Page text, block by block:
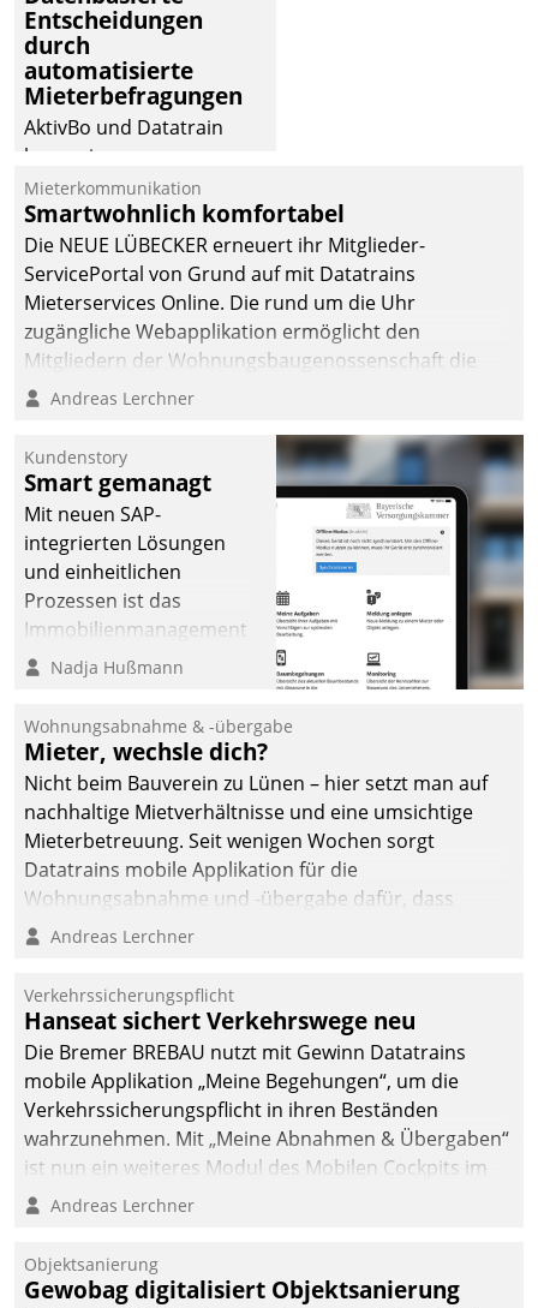
deutscher
Wohnungsunternehmen
– und beschleunigt damit
den Weg vom
Mieteranliegen zum
Entscheidungen
durch
automatisierte
Mieterbefragungen
AktivBo und Datatrain
kooperieren –
Immobilienunternehmen
profitieren: Die nahtlose
Integration der Lösungen
von AktivBo und
Datatrain ermöglicht
automatisiert ausgelöste,
zielgerichtete
Mieterbefragungen – eine
starke Grundlage für
intelligente,
datengestützte
Entscheidungen.
Mieterkommunikation
Smartwohnlich komfortabel
Die NEUE LÜBECKER erneuert ihr Mitglieder-
ServicePortal von Grund auf mit Datatrains
Mieterservices Online. Die rund um die Uhr
zugängliche Webapplikation ermöglicht den
Mitgliedern der Wohnungs­bau­genossenschaft die
Kontaktaufnahme per Smartphone, Tablet oder PC.
Andreas Lerchner
Kundenstory
Smart gemanagt
Mit neuen SAP-
integrierten Lösungen
und einheitlichen
Prozessen ist das
Immobilienmanagement
der Bayerischen
Ressort Kapitalanlage für
künftige Aufgaben und
Herausforderungen
gerüstet.
Nadja Hußmann
Wohnungsabnahme & -übergabe
Mieter, wechsle dich?
Nicht beim Bauverein zu Lünen – hier setzt man auf
nachhaltige Mietverhältnisse und eine umsichtige
Mieterbetreuung. Seit wenigen Wochen sorgt
Datatrains mobile Applikation für die
Wohnungsabnahme und -übergabe dafür, dass
Mieter wohlgeordnet kommen und, so es sein muss,
Andreas Lerchner
Verkehrssicherungspflicht
Hanseat sichert Verkehrswege neu
Die Bremer BREBAU nutzt mit Gewinn Datatrains
mobile Applikation „Meine Begehungen“, um die
Verkehrssicherungspflicht in ihren Beständen
wahrzunehmen. Mit „Meine Abnahmen & Übergaben“
ist nun ein weiteres Modul des Mobilen Cockpits im
Einsatz.
Andreas Lerchner
Objektsanierung
Gewobag digitalisiert Objektsanierung